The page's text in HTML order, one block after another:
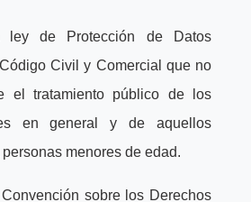
ley de Protección de Datos
Civil y Comercial que no
el tratamiento público de los
en general y de aquellos
menores de edad.
sobre los Derechos